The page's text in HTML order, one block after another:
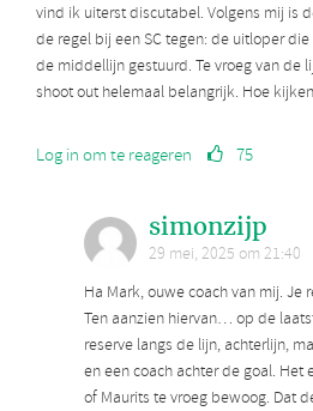
vind ik uiterst discutabel. Volgens mij is
de regel bij een SC tegen: de uitloper
de middellijn gestuurd. Te vroeg van de
shoot out helemaal belangrijk. Hoe
Log in om te reageren 75
simonzijp
29 mei, 2025 om 21:40
Ha Mark, ouwe coach van mij. Je
Ten aanzien hiervan… op de
reserve langs de lijn, achterlijn,
en een coach achter de goal. Het
of Maurits te vroeg bewoog. Dat